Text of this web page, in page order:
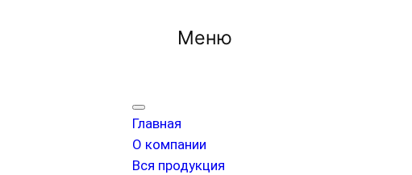
Меню
Главная
О компании
Вся продукция